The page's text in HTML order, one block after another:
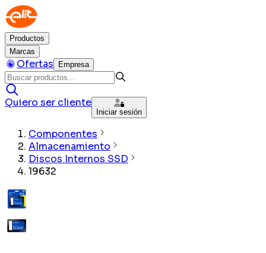
Productos
Marcas
Ofertas Empresa
Quiero ser cliente
Iniciar sesión
Componentes
Almacenamiento
Discos Internos SSD
19632